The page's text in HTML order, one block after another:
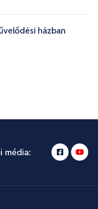
házban
média: